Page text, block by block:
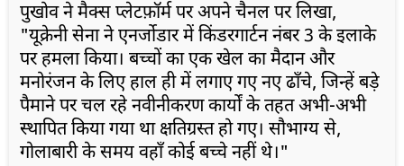
पुखोव ने मैक्स प्लेटफ़ॉर्म पर अपने चैनल पर लिखा,
"यूक्रेनी सेना ने एनर्जोडार में किंडरगार्टन नंबर 3 के इलाके
पर हमला किया। बच्चों का एक खेल का मैदान और
मनोरंजन के लिए हाल ही में लगाए गए नए ढाँचे, जिन्हें बड़े
पैमाने पर चल रहे नवीनीकरण कार्यों के तहत अभी-अभी
स्थापित किया गया था क्षतिग्रस्त हो गए। सौभाग्य से,
गोलाबारी के समय वहाँ कोई बच्चे नहीं थे।"